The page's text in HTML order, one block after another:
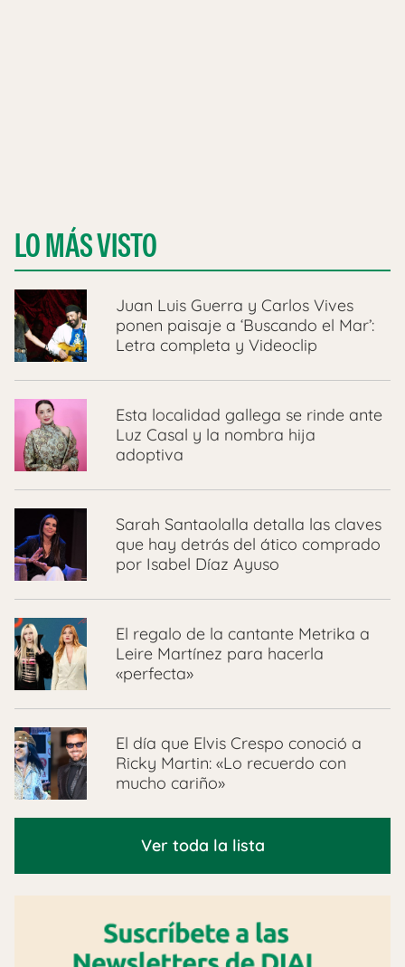
LO MÁS VISTO
Juan Luis Guerra y Carlos Vives
ponen paisaje a ‘Buscando el Mar’:
Letra completa y Videoclip
Esta localidad gallega se rinde ante
Luz Casal y la nombra hija
adoptiva
Sarah Santaolalla detalla las claves
que hay detrás del ático comprado
por Isabel Díaz Ayuso
El regalo de la cantante Metrika a
Leire Martínez para hacerla
«perfecta»
El día que Elvis Crespo conoció a
Ricky Martin: «Lo recuerdo con
mucho cariño»
Ver toda la lista